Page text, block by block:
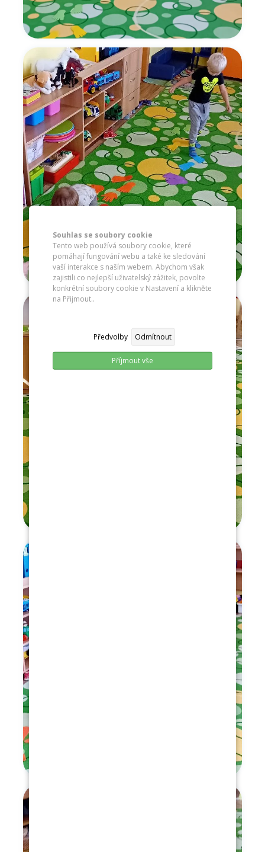
Souhlas se soubory cookie
Tento web používá soubory cookie, které
pomáhají fungování webu a také ke sledování
vaší interakce s naším webem. Abychom však
zajistili co nejlepší uživatelský zážitek, povolte
konkrétní soubory cookie v Nastavení a klikněte
na Přijmout..
Předvolby Odmítnout
Příjmout vše